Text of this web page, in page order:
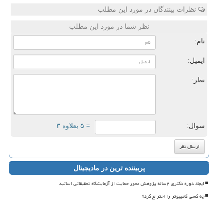
نظرات بینندگان در مورد این مطلب
نظر شما در مورد این مطلب
نام:
ایمیل:
نظر:
سوال: = ۵ بعلاوه ۳
پربیننده ترین در مادیجیتال
ایجاد دوره دکتری ۲ساله پژوهش محور حمایت از آزمایشگاه تحقیقاتی اساتید
چه کسی کامپیوتر را اختراع کرد؟